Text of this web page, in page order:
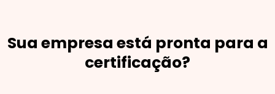
Sua empresa está pronta para a
certificação?